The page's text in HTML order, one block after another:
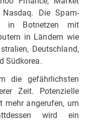
Die Spam-
in Botnetzen mit
in Ländern wie
Deutschland,
Südkorea.
die gefährlichsten
Zeit. Potenzielle
mehr angerufen, um
wird ein